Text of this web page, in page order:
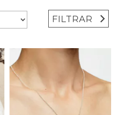
FILTRAR